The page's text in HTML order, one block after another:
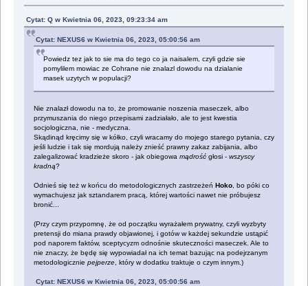
Cytat: Q w Kwietnia 06, 2023, 09:23:34 am
Cytat: NEXUS6 w Kwietnia 06, 2023, 05:00:56 am
Powiedz tez jak to sie ma do tego co ja naisalem, czyli gdzie sie
pomylilem mowiac ze Cohrane nie znalazl dowodu na dzialanie
masek uzytych w populacji?
Nie znalazł dowodu na to, że promowanie noszenia maseczek, albo
przymuszania do niego przepisami zadziałało, ale to jest kwestia
socjologiczna, nie - medyczna.
Skądinąd kręcimy się w kółko, czyli wracamy do mojego starego pytania, czy
jeśli ludzie i tak się mordują należy znieść prawny zakaz zabijania, albo
zalegalizować kradzieże skoro - jak obiegowa mądrośćgłosi - wszyscy
kradną?
Odnieś się też w końcu do metodologicznych zastrzeżeń Hoko, bo póki co
wymachujesz jak sztandarem pracą, której wartości nawet nie próbujesz
bronić...
(Przy czym przypomnę, że od początku wyrażałem prywatny, czyli wyzbyty
pretensji do miana prawdy objawionej, i gotów w każdej sekundzie ustąpić
pod naporem faktów, sceptycyzm odnośnie skuteczności maseczek. Ale to
nie znaczy, że będę się wypowiadał na ich temat bazując na podejrzanym
metodologicznie pejperze, który w dodatku traktuje o czym innym.)
Cytat: NEXUS6 w Kwietnia 06, 2023, 05:00:56 am